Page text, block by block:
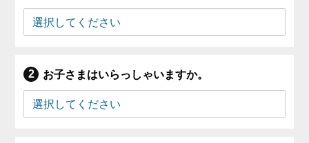
お子さまはいらっしゃいますか。